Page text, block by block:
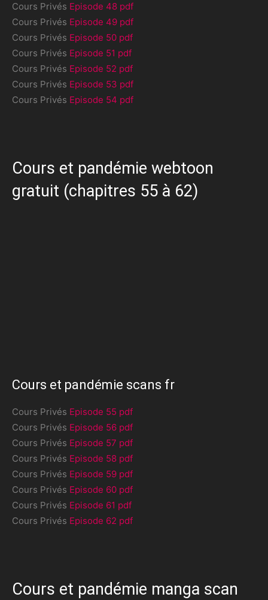
Cours Privés Episode 48 pdf
Cours Privés Episode 49 pdf
Cours Privés Episode 50 pdf
Cours Privés Episode 51 pdf
Cours Privés Episode 52 pdf
Cours Privés Episode 53 pdf
Cours Privés Episode 54 pdf
Cours et pandémie webtoon
gratuit (chapitres 55 à 62)
Cours et pandémie scans fr
Cours Privés Episode 55 pdf
Cours Privés Episode 56 pdf
Cours Privés Episode 57 pdf
Cours Privés Episode 58 pdf
Cours Privés Episode 59 pdf
Cours Privés Episode 60 pdf
Cours Privés Episode 61 pdf
Cours Privés Episode 62 pdf
Cours et pandémie manga scan